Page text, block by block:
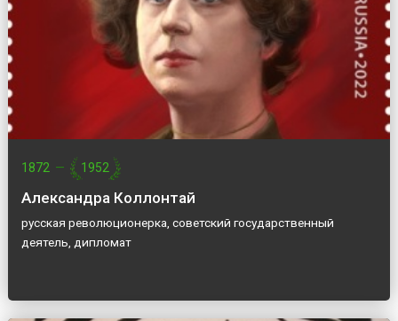
1872 — 1952
Александра Коллонтай
русская революционерка, советский государственный
деятель, дипломат